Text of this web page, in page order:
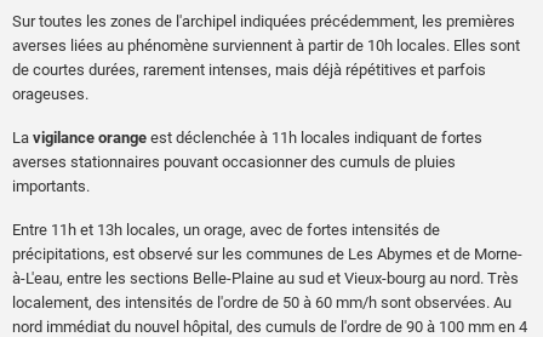
Sur toutes les zones de l'archipel indiquées précédemment, les premières
averses liées au phénomène surviennent à partir de 10h locales. Elles sont
de courtes durées, rarement intenses, mais déjà répétitives et parfois
orageuses.
La vigilance orange est déclenchée à 11h locales indiquant de fortes
averses stationnaires pouvant occasionner des cumuls de pluies
importants.
Entre 11h et 13h locales, un orage, avec de fortes intensités de
précipitations, est observé sur les communes de Les Abymes et de Morne-
à-L'eau, entre les sections Belle-Plaine au sud et Vieux-bourg au nord. Très
localement, des intensités de l'ordre de 50 à 60 mm/h sont observées. Au
nord immédiat du nouvel hôpital, des cumuls de l'ordre de 90 à 100 mm en 4